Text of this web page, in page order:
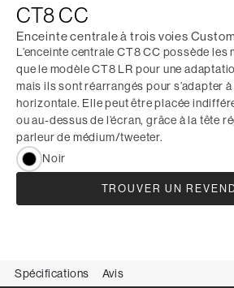
CT8 CC
Enceinte centrale à trois voies
L’enceinte centrale CT8 CC possède
que le modèle CT8 LR pour une
mais ils sont réarrangés pour s’adapter
horizontale. Elle peut être placée
ou au-dessus de l’écran, grâce à la tête
parleur de médium/tweeter.
Noir
TROUVER UN
Spécifications Avis